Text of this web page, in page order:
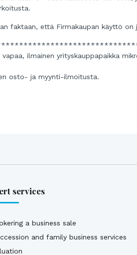
faktaan, että Firmakaupan käyttö on
ilmainen yrityskauppapaikka
osto- ja myynti-ilmoitusta.
services
a business sale
and family business services